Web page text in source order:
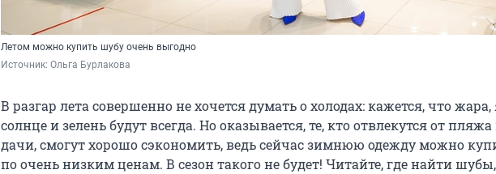
Летом можно купить шубу очень выгодно
Источник: Ольга Бурлакова
В разгар лета совершенно не хочется думать о холодах: кажется, что жара,
солнце и зелень будут всегда. Но оказывается, те, кто отвлекутся от пляжа
дачи, смогут хорошо сэкономить, ведь сейчас зимнюю одежду можно
по очень низким ценам. В сезон такого не будет! Читайте, где найти шубы,